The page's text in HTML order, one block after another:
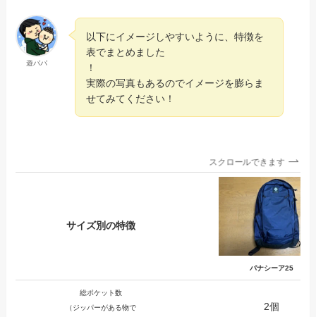
遊パパ
以下にイメージしやすいように、特徴を
表でまとめました
！
実際の写真もあるのでイメージを膨らま
せてみてください！
スクロールできます
サイズ別の特徴
パナシーア25
総ポケット数
（ジッパーがある物で
2個